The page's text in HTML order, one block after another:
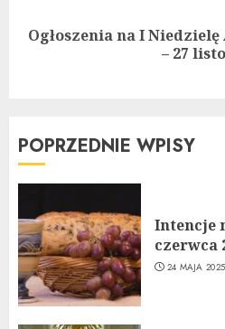
Next
Ogłoszenia na I
– 27
POPRZEDNIE WPISY
Intencje
czerwca
24 MAJA 2025